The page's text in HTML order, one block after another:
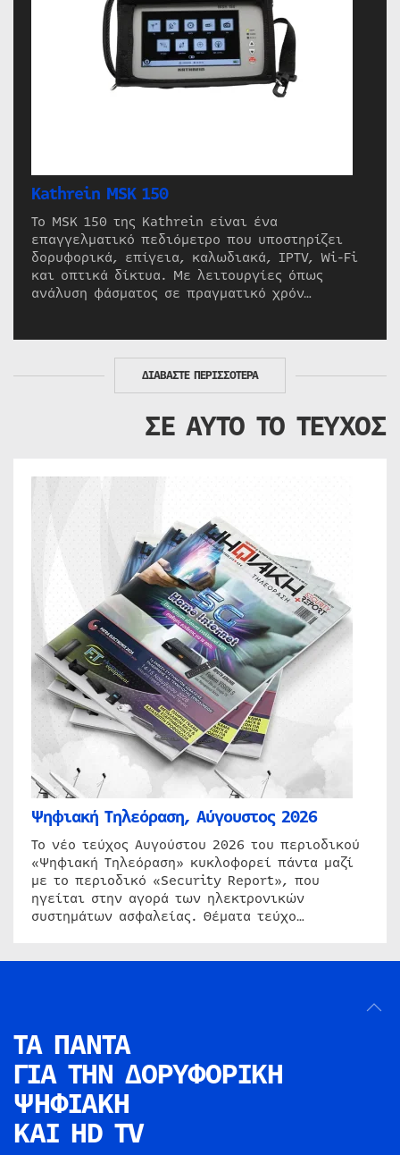
Kathrein MSK 150
Το MSK 150 της Kathrein είναι ένα
επαγγελματικό πεδιόμετρο που υποστηρίζει
δορυφορικά, επίγεια, καλωδιακά, IPTV, Wi-Fi
και οπτικά δίκτυα. Με λειτουργίες όπως
ανάλυση φάσματος σε πραγματικό χρόν…
ΔΙΑΒΑΣΤΕ ΠΕΡΙΣΣΟΤΕΡΑ
ΣΕ ΑΥΤΟ ΤΟ ΤΕΥΧΟΣ
Ψηφιακή Τηλεόραση, Αύγουστος 2026
Το νέο τεύχος Αυγούστου 2026 του περιοδικού
«Ψηφιακή Τηλεόραση» κυκλοφορεί πάντα μαζί
με το περιοδικό «Security Report», που
ηγείται στην αγορά των ηλεκτρονικών
συστημάτων ασφαλείας. Θέματα τεύχο…
ΤΑ ΠΑΝΤΑ
ΓΙΑ ΤΗΝ ΔΟΡΥΦΟΡΙΚΗ
ΨΗΦΙΑΚΗ
ΚΑΙ HD TV